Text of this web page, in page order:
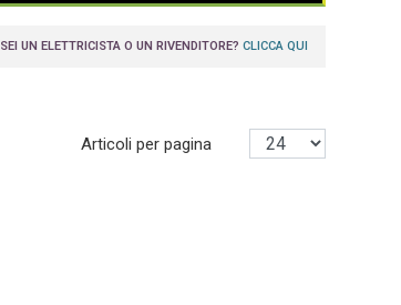
SEI UN ELETTRICISTA O UN RIVENDITORE?CLICCA QUI
Articoli per pagina